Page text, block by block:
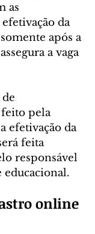
as
da
após a
a vaga
feito pela
efetivação da
feita
responsável
educacional.
online